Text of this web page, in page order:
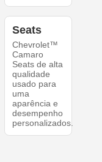
Seats
Chevrolet™
Camaro
Seats de alta
qualidade
usado para
uma
aparência e
desempenho
personalizados.